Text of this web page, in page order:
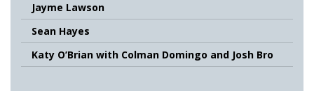
Jayme Lawson
Sean Hayes
Katy O’Brian with Colman Domingo and Josh Bro